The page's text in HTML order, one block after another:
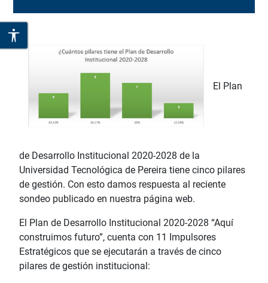
El Plan
de Desarrollo Institucional 2020-2028 de la
Universidad Tecnológica de Pereira tiene cinco pilares
de gestión. Con esto damos respuesta al reciente
sondeo publicado en nuestra página web.
El Plan de Desarrollo Institucional 2020-2028 “Aquí
construimos futuro”, cuenta con 11 Impulsores
Estratégicos que se ejecutarán a través de cinco
pilares de gestión institucional: